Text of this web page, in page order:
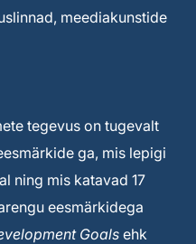
meediakunstide
tegevus on tugevalt
ga, mis lepigi
ning mis katavad 17
eesmärkidega
Goalsehk